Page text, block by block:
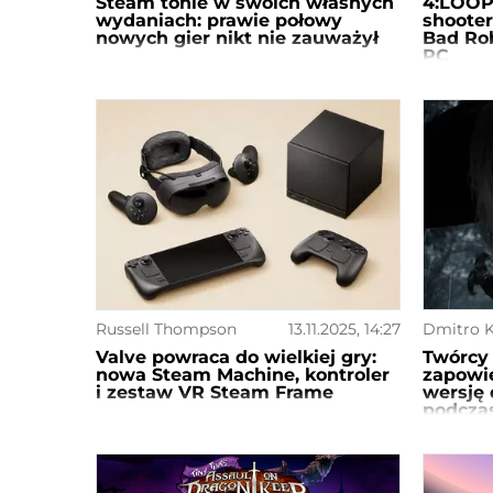
wydaniach: prawie połowy
nowych gier nikt nie zauważył
Bad
PC
Russell Thompson 13.11.2025, 14:27
Valve powraca do wielkiej gry:
nowa Steam Machine, kontroler
i zestaw VR Steam Frame
Dmitro
wersję